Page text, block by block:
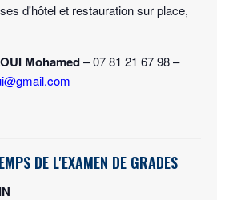
d'hôtel et restauration sur place,
Mohamed– 07 81 21 67 98 –
DE L'EXAMEN DE GRADES